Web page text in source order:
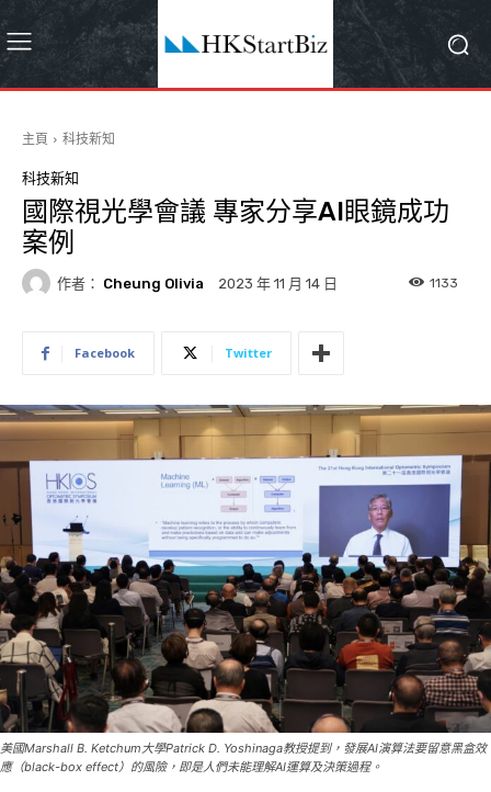
主頁 科技新知
科技新知
國際視光學會議 專家分享AI眼鏡成功
案例
作者： Cheung Olivia 2023 年 11 月 14 日 1133
Facebook Twitter
美國Marshall B. Ketchum大學Patrick D. Yoshinaga教授提到，發展AI演算法要留意黑盒效
應（black-box effect）的風險，即是人們未能理解AI運算及決策過程。